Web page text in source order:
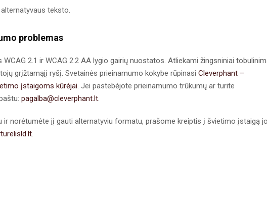
teksto.
problemas
2.1 ir WCAG 2.2 AA lygio gairių nuostatos. Atliekami žingsniniai
grįžtamąjį ryšį. Svetainės prieinamumo kokybe rūpinasi Cleverphant –
įstaigoms kūrėjai. Jei pastebėjote prieinamumo trūkumų ar turite
pagalba@cleverphant.lt.
ir norėtumėte jį gauti alternatyviu formatu, prašome kreiptis į švietimo įstaigą
.